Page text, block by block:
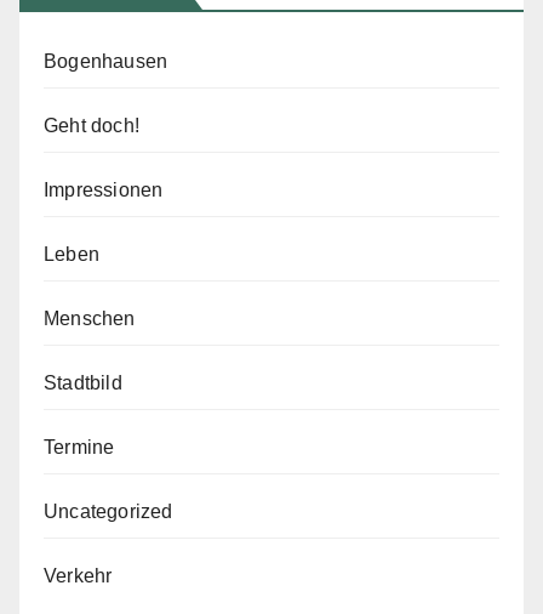
Bogenhausen
Geht doch!
Impressionen
Leben
Menschen
Stadtbild
Termine
Uncategorized
Verkehr